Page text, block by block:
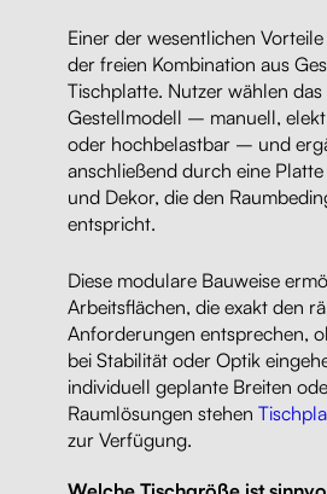
Einer der wesentlichen
der freien Kombination aus
Tischplatte. Nutzer wählen
Gestellmodell – manuell,
oder hochbelastbar – und
anschließend durch eine
und Dekor, die den
entspricht.
Diese modulare Bauweise
Arbeitsflächen, die exakt den
Anforderungen entsprechen,
bei Stabilität oder Optik
individuell geplante Breiten
Raumlösungen stehen
zur Verfügung.